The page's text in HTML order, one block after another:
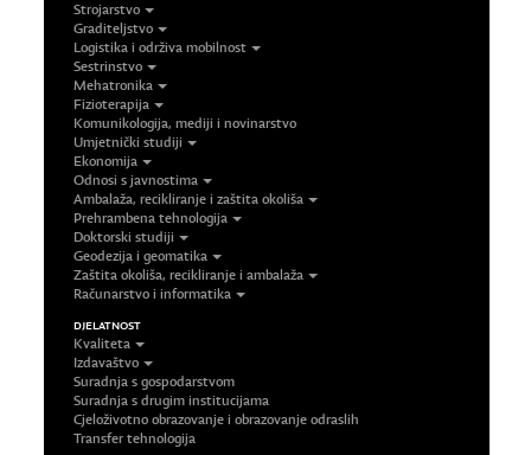
Strojarstvo
Graditeljstvo
Logistika i održiva mobilnost
Sestrinstvo
Mehatronika
Fizioterapija
Komunikologija, mediji i novinarstvo
Umjetnički studiji
Ekonomija
Odnosi s javnostima
Ambalaža, recikliranje i zaštita okoliša
Prehrambena tehnologija
Doktorski studiji
Geodezija i geomatika
Zaštita okoliša, recikliranje i ambalaža
Računarstvo i informatika
DJELATNOST
Kvaliteta
Izdavaštvo
Suradnja s gospodarstvom
Suradnja s drugim institucijama
Cjeloživotno obrazovanje i obrazovanje odraslih
Transfer tehnologija